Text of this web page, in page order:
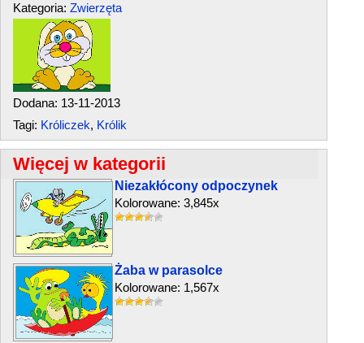
Kategoria: Zwierzęta
Dodana: 13-11-2013
Tagi: Króliczek, Królik
Więcej w kategorii
Niezakłócony odpoczynek
Kolorowane: 3,845x
Żaba w parasolce
Kolorowane: 1,567x